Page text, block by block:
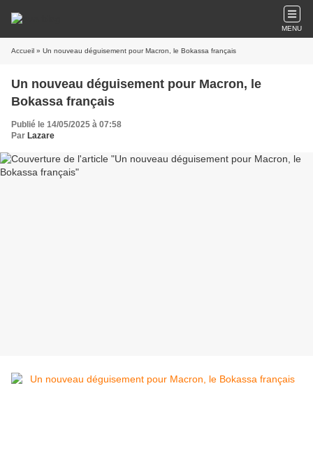
MENU
Accueil » Un nouveau déguisement pour Macron, le Bokassa français
Un nouveau déguisement pour Macron, le
Bokassa français
Publié le 14/05/2025 à 07:58
Par Lazare